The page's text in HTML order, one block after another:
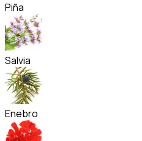
Piña
Salvia
Enebro